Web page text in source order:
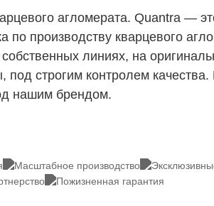
агломерата. Quantra —
производству кварцевого
линиях, на
под строгим контролем
нашим брендом.